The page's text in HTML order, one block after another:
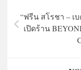
“ฟรีน สโรชา – เ
เปิดร้าน